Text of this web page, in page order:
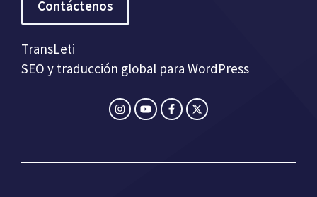
Contáctenos
TransLeti
SEO y traducción global para WordPress